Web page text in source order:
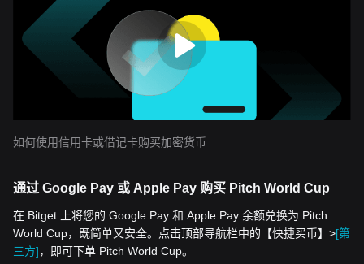
如何使用信用卡或借记卡购买加密货币
通过 Google Pay 或 Apple Pay 购买 Pitch World Cup
在 Bitget 上将您的 Google Pay 和 Apple Pay 余额兑换为 Pitch
World Cup，既简单又安全。点击顶部导航栏中的【快捷买币】>[第
三方]，即可下单 Pitch World Cup。